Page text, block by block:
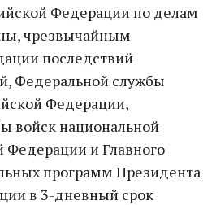
Федерации по делам
чрезвычайным
последствий
Федеральной службы
Федерации,
войск национальной
Федерации и Главного
программ Президента
в 3-дневный срок